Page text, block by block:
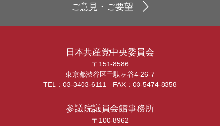
ご意見・ご要望
日本共産党中央委員会
〒151-8586
東京都渋谷区千駄ヶ谷4-26-7
TEL：03-3403-6111 FAX：03-5474-8358
参議院議員会館事務所
〒100-8962